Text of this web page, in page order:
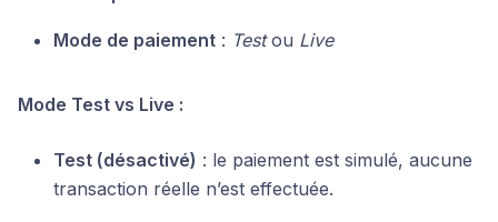
Mode de paiement : Testou Live
Mode Test vs Live :
Test (désactivé) : le paiement est simulé, aucune
transaction réelle n’est effectuée.